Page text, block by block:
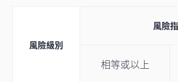
風險級別
風險
相等或以上